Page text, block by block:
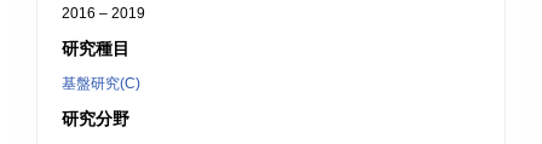
2016 – 2019
研究種目
基盤研究(C)
研究分野